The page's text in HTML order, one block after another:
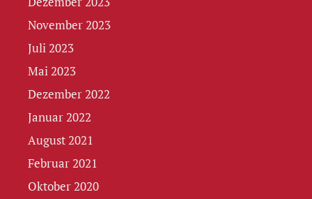
November 2023
Juli 2023
Mai 2023
Dezember 2022
Januar 2022
August 2021
Februar 2021
Oktober 2020